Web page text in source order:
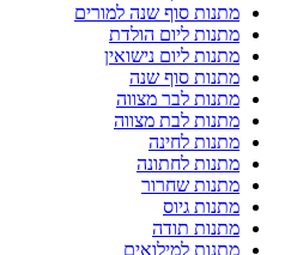
מתנות סוף שנה למורים
מתנות ליום הולדת
מתנות ליום נישואין
מתנות סוף שנה
מתנות לבר מצווה
מתנות לבת מצווה
מתנות לחינה
מתנות לחתונה
מתנות שחרור
מתנות גיוס
מתנות תודה
מתנות למילואים